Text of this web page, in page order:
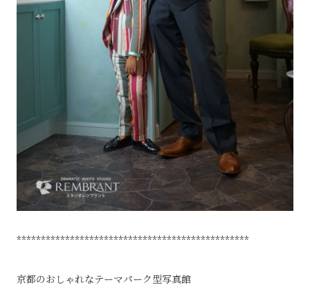
************************************************
京都のおしゃれなテーマパーク型写真館